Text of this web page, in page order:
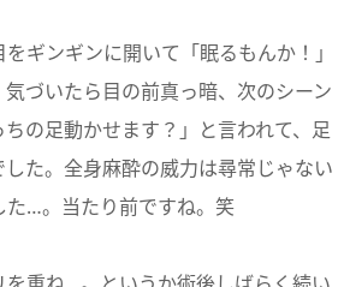
ギンギンに開いて「眠るもんか！」
づいたら目の前真っ暗、次のシーン
の足動かせます？」と言われて、足
た。全身麻酔の威力は尋常じゃない
た…。当たり前ですね。笑